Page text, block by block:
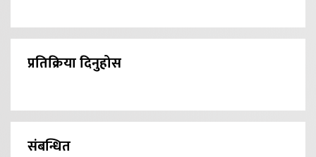
प्रतिक्रिया दिनुहोस
संबन्धित